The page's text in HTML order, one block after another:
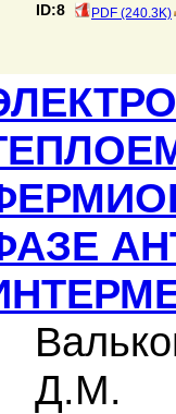
ID:8 PDF (240.3K)
Д.М.